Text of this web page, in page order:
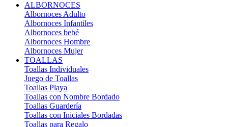
ALBORNOCES
Albornoces Adulto
Albornoces Infantiles
Albornoces bebé
Albornoces Hombre
Albornoces Mujer
TOALLAS
Toallas Individuales
Juego de Toallas
Toallas Playa
Toallas con Nombre Bordado
Toallas Guardería
Toallas con Iniciales Bordadas
Toallas para Regalo